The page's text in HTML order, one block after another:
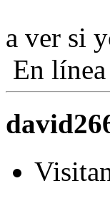
a ver si
En línea